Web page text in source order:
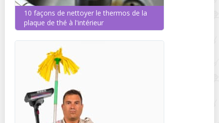
10 façons de nettoyer le thermos de la
plaque de thé à l'intérieur